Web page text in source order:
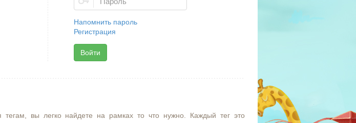
Напомнить пароль
Регистрация
Войти
тегам, вы легко найдете на рамках то что нужно. Каждый тег это